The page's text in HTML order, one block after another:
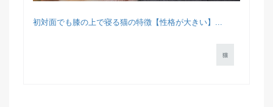
初対面でも膝の上で寝る猫の特徴【性格が大きい】...
猫